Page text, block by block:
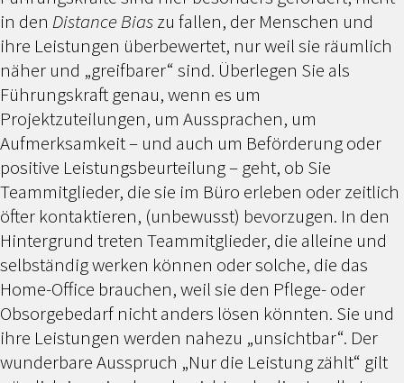
in den Distance Biaszu fallen, der Menschen und
ihre Leistungen überbewertet, nur weil sie räumlich
näher und „greifbarer“ sind. Überlegen Sie als
Führungskraft genau, wenn es um
Projektzuteilungen, um Aussprachen, um
Aufmerksamkeit – und auch um Beförderung oder
positive Leistungsbeurteilung – geht, ob Sie
Teammitglieder, die sie im Büro erleben oder zeitlich
öfter kontaktieren, (unbewusst) bevorzugen. In den
Hintergrund treten Teammitglieder, die alleine und
selbständig werken können oder solche, die das
Home-Office brauchen, weil sie den Pflege- oder
Obsorgebedarf nicht anders lösen könnten. Sie und
ihre Leistungen werden nahezu „unsichtbar“. Der
wunderbare Ausspruch „Nur die Leistung zählt“ gilt